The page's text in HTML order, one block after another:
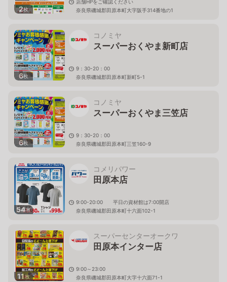
2枚
店舗HPをご確認ください
奈良県磯城郡田原本町大字阪手314番地の1
6枚
コノミヤ
スーパーおくやま新町店
9：30-20：00
奈良県磯城郡田原本町新町5-1
6枚
コノミヤ
スーパーおくやま三笠店
9：30-20：00
奈良県磯城郡田原本町三笠160-9
54枚
コメリパワー
田原本店
9:00-20:00 平日の資材館は7:00開店
奈良県磯城郡田原本町十六面102-1
11枚
スーパーセンターオークワ
田原本インター店
9:00～23:00
奈良県磯城郡田原本町大字十六面71-1